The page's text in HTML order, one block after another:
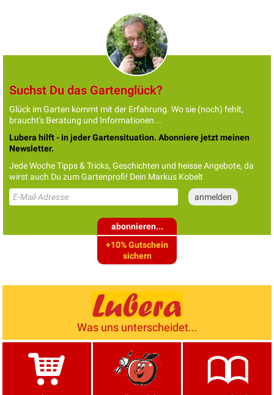
Suchst Du das Gartenglück?
Glück im Garten kommt mit der Erfahrung. Wo sie (noch) fehlt,
braucht's Beratung und Informationen...
Lubera hilft - in jeder Gartensituation. Abonniere jetzt meinen
Newsletter.
Jede Woche Tipps & Tricks, Geschichten und heisse Angebote, da
wirst auch Du zum Gartenprofi! Dein Markus Kobelt
abonnieren...
+10% Gutschein
sichern
Was uns unterscheidet...